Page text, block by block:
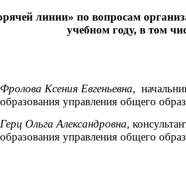
линии» по вопросам
учебном году, в том
Фролова Ксения Евгеньевна,
образования управления общего
Герц Ольга Александровна,
образования управления общего